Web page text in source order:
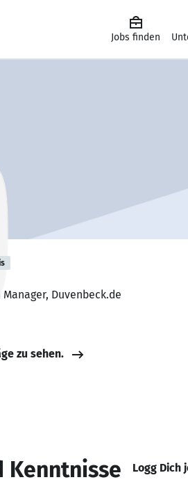
Jobs finden
Duvenbeck.de
zu sehen.
Kenntnisse Logg Dich